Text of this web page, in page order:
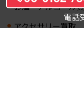
電話
お酒・アルコール
アクセサリー買取